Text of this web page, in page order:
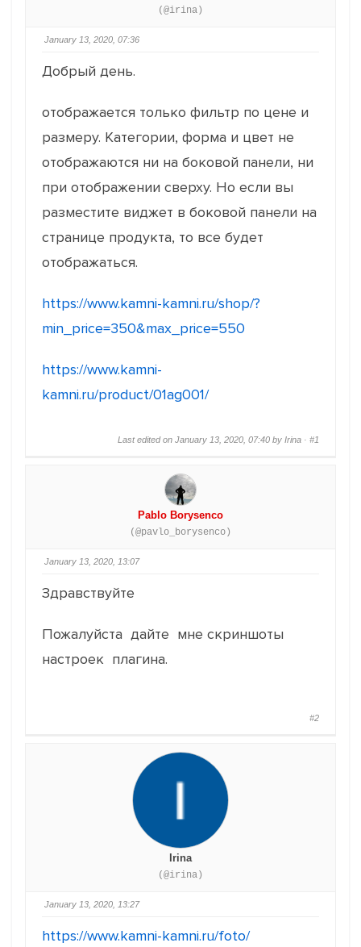
(@irina)
January 13, 2020, 07:36
Добрый день.
отображается только фильтр по цене и
размеру. Категории, форма и цвет не
отображаются ни на боковой панели, ни
при отображении сверху. Но если вы
разместите виджет в боковой панели на
странице продукта, то все будет
отображаться.
https://www.kamni-kamni.ru/shop/?
min_price=350&max_price=550
https://www.kamni-
kamni.ru/product/01ag001/
Last edited on January 13, 2020, 07:40 by Irina · #1
Pablo Borysenco
(@pavlo_borysenco)
January 13, 2020, 13:07
Здравствуйте
Пожалуйста дайте мне скриншоты
настроек плагина.
#2
Irina
(@irina)
January 13, 2020, 13:27
https://www.kamni-kamni.ru/foto/